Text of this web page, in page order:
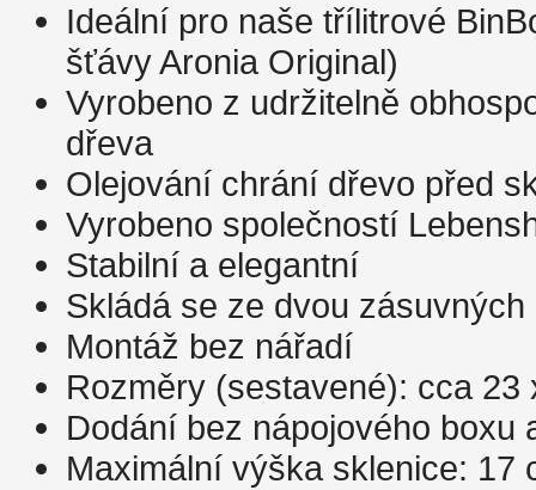
Ideální pro naše třílitrové
šťávy Aronia Original)
Vyrobeno z udržitelně
dřeva
Olejování chrání dřevo před
Vyrobeno společností
Stabilní a elegantní
Skládá se ze dvou
Montáž bez nářadí
Rozměry (sestavené): cca 23
Dodání bez nápojového boxu
Maximální výška sklenice: 17